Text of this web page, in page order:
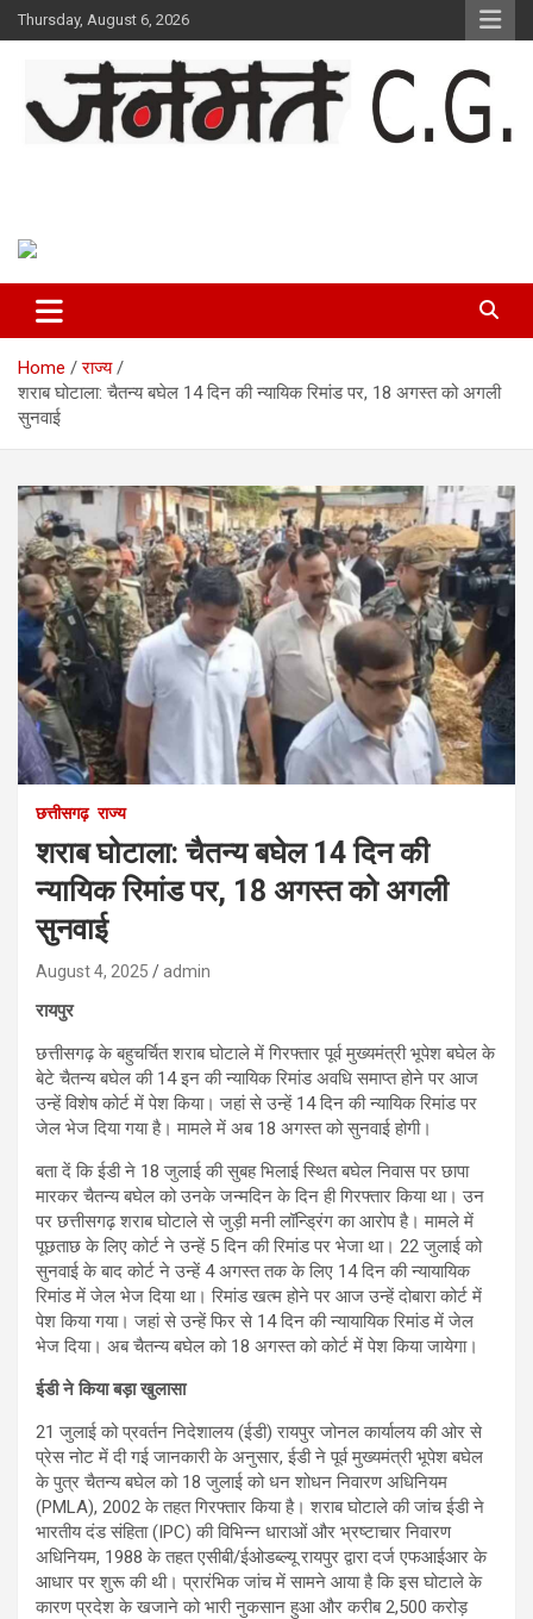
Skip
to
Thursday, August 6, 2026
Home
राज्य
शराब घोटाला: चैतन्य बघेल 14 दिन की न्यायिक रिमांड पर, 18 अगस्त को अगली
सुनवाई
छत्तीसगढ़ राज्य
शराब घोटाला: चैतन्य बघेल 14 दिन की
न्यायिक रिमांड पर, 18 अगस्त को अगली
सुनवाई
August 4, 2025 admin
रायपुर
छत्तीसगढ़ के बहुचर्चित शराब घोटाले में गिरफ्तार पूर्व मुख्यमंत्री भूपेश बघेल के
बेटे चैतन्य बघेल की 14 इन की न्यायिक रिमांड अवधि समाप्त होने पर आज
उन्हें विशेष कोर्ट में पेश किया। जहां से उन्हें 14 दिन की न्यायिक रिमांड पर
जेल भेज दिया गया है। मामले में अब 18 अगस्त को सुनवाई होगी।
बता दें कि ईडी ने 18 जुलाई की सुबह भिलाई स्थित बघेल निवास पर छापा
मारकर चैतन्य बघेल को उनके जन्मदिन के दिन ही गिरफ्तार किया था। उन
पर छत्तीसगढ़ शराब घोटाले से जुड़ी मनी लॉन्ड्रिंग का आरोप है। मामले में
पूछताछ के लिए कोर्ट ने उन्हें 5 दिन की रिमांड पर भेजा था। 22 जुलाई को
सुनवाई के बाद कोर्ट ने उन्हें 4 अगस्त तक के लिए 14 दिन की न्यायायिक
रिमांड में जेल भेज दिया था। रिमांड खत्म होने पर आज उन्हें दोबारा कोर्ट में
पेश किया गया। जहां से उन्हें फिर से 14 दिन की न्यायायिक रिमांड में जेल
भेज दिया। अब चैतन्य बघेल को 18 अगस्त को कोर्ट में पेश किया जायेगा।
ईडी ने किया बड़ा खुलासा
21 जुलाई को प्रवर्तन निदेशालय (ईडी) रायपुर जोनल कार्यालय की ओर से
प्रेस नोट में दी गई जानकारी के अनुसार, ईडी ने पूर्व मुख्यमंत्री भूपेश बघेल
के पुत्र चैतन्य बघेल को 18 जुलाई को धन शोधन निवारण अधिनियम
(PMLA), 2002 के तहत गिरफ्तार किया है। शराब घोटाले की जांच ईडी ने
भारतीय दंड संहिता (IPC) की विभिन्न धाराओं और भ्रष्टाचार निवारण
अधिनियम, 1988 के तहत एसीबी/ईओडब्ल्यू रायपुर द्वारा दर्ज एफआईआर के
आधार पर शुरू की थी। प्रारंभिक जांच में सामने आया है कि इस घोटाले के
कारण प्रदेश के खजाने को भारी नुकसान हुआ और करीब 2,500 करोड़